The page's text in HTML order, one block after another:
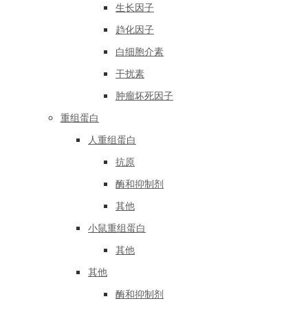
生长因子
趋化因子
白细胞介素
干扰素
肿瘤坏死因子
重组蛋白
人重组蛋白
抗原
酶和抑制剂
其他
小鼠重组蛋白
其他
其他
酶和抑制剂